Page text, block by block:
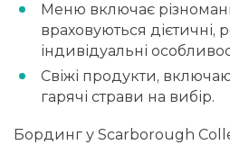
Меню включає
враховуються дієтичні,
індивідуальні
Свіжі продукти,
гарячі страви на вибір.
Бординг у Scarborough